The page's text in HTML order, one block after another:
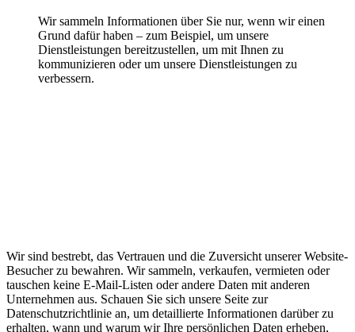
Wir sammeln Informationen über Sie nur, wenn wir einen
Grund dafür haben – zum Beispiel, um unsere
Dienstleistungen bereitzustellen, um mit Ihnen zu
kommunizieren oder um unsere Dienstleistungen zu
verbessern.
Wir sind bestrebt, das Vertrauen und die Zuversicht unserer Website-
Besucher zu bewahren. Wir sammeln, verkaufen, vermieten oder
tauschen keine E-Mail-Listen oder andere Daten mit anderen
Unternehmen aus. Schauen Sie sich unsere Seite zur
Datenschutzrichtlinie an, um detaillierte Informationen darüber zu
erhalten, wann und warum wir Ihre persönlichen Daten erheben,